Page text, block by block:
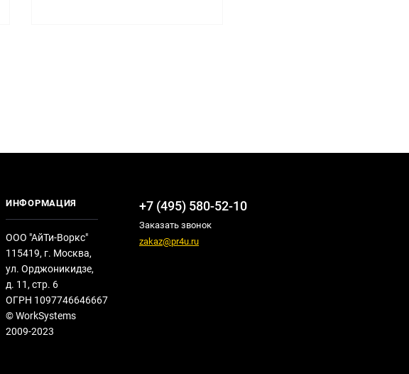
ИНФОРМАЦИЯ
ООО "АйТи-Воркс"
115419, г. Москва,
ул. Орджоникидзе,
д. 11, стр. 6
ОГРН 1097746646667
© WorkSystems
2009-2023
+7 (495) 580-52-10
Заказать звонок
zakaz@pr4u.ru